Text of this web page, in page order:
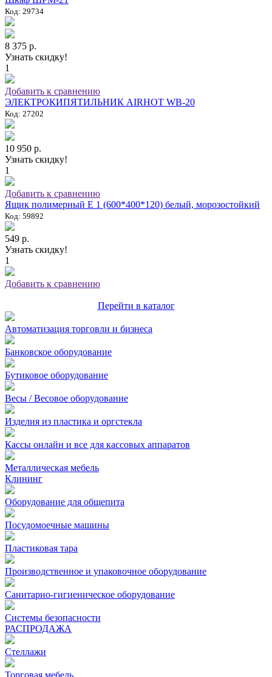
Код: 29734
8 375 р.
Узнать скидку!
1
Добавить к сравнению
ЭЛЕКТРОКИПЯТИЛЬНИК AIRHOT WB-20
Код: 27202
10 950 р.
Узнать скидку!
1
Добавить к сравнению
Ящик полимерный E 1 (600*400*120) белый, морозостойкий
Код: 59892
549 р.
Узнать скидку!
1
Добавить к сравнению
Перейти в каталог
Автоматизация торговли и бизнеса
Банковское оборудование
Бутиковое оборудование
Весы / Весовое оборудование
Изделия из пластика и оргстекла
Кассы онлайн и все для кассовых аппаратов
Металлическая мебель
Клининг
Оборудование для общепита
Посудомоечные машины
Пластиковая тара
Производственное и упаковочное оборудование
Санитарно-гигиеническое оборудование
Системы безопасности
РАСПРОДАЖА
Стеллажи
Торговая мебель